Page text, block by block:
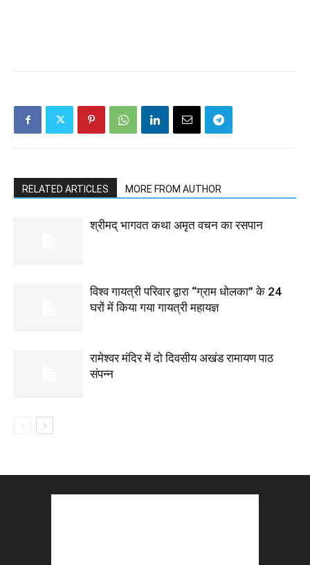
RELATED ARTICLES MORE FROM AUTHOR
श्रीमद् भागवत कथा अमृत वचन का रसपान
विश्व गायत्री परिवार द्वारा “ग्राम धोलका” के 24
घरों में किया गया गायत्री महायज्ञ
रामेश्वर मंदिर में दो दिवसीय अखंड रामायण पाठ
संपन्न